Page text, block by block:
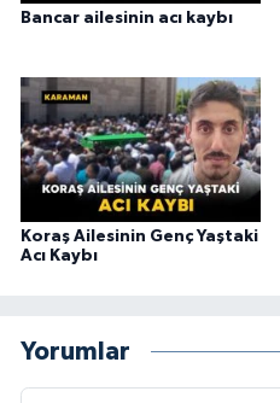
Bancar ailesinin acı kaybı
Koraş Ailesinin Genç Yaştaki
Acı Kaybı
Yorumlar